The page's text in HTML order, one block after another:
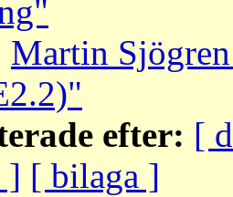
Martin
efter: [
] [ bilaga ]